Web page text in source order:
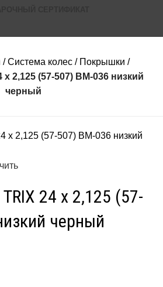
Система колес
Покрышки
2,125 (57-507) BM-036 низкий
черный
24 x 2,125 (57-
черный